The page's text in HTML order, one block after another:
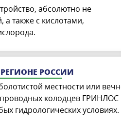
абсолютно не
а также с кислотами,
РОССИИ
местности или
колодцев ГРИНЛОС
гидрологических условиях.